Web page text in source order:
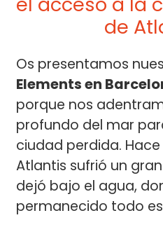
de
Os presentamos
Elements en
porque nos
profundo del mar
ciudad perdida.
Atlantis sufrió un
dejó bajo el agua,
permanecido todo